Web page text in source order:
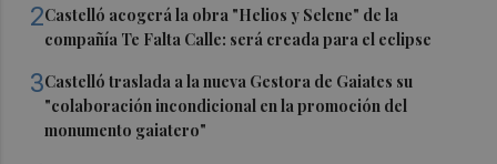
2Castelló acogerá la obra "Helios y Selene" de la
compañía Te Falta Calle: será creada para el eclipse
3Castelló traslada a la nueva Gestora de Gaiates su
"colaboración incondicional en la promoción del
monumento gaiatero"